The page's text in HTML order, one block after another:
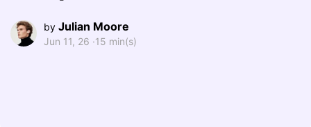
by Julian Moore
Jun 11, 26 ·15 min(s)